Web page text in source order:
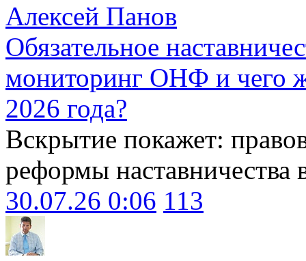
Алексей Панов
Обязательное
мониторинг ОНФ и чего
2026 года?
Вскрытие покажет:
реформы наставничества
30.07.26 0:06 113